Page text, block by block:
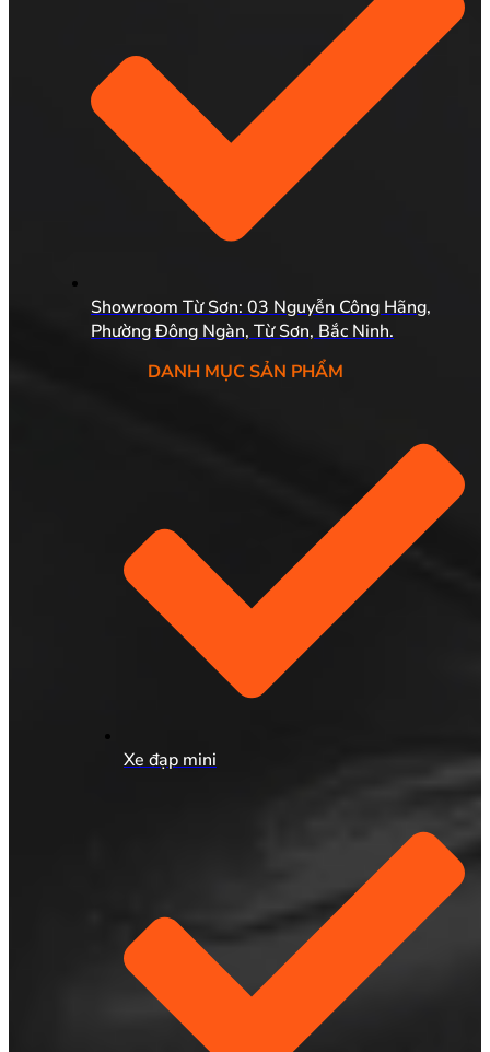
Showroom Từ Sơn: 03 Nguyễn Công Hãng,
Phường Đông Ngàn, Từ Sơn, Bắc Ninh.
DANH MỤC SẢN PHẨM
Xe đạp mini